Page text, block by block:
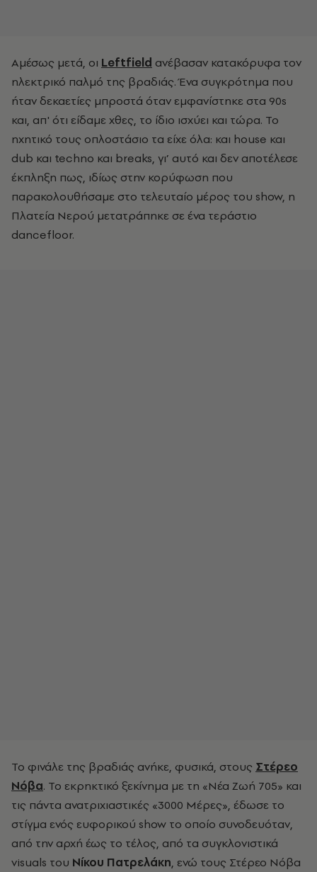
Αμέσως μετά, οι Leftfield ανέβασαν κατακόρυφα τον
ηλεκτρικό παλμό της βραδιάς. Ένα συγκρότημα που
ήταν δεκαετίες μπροστά όταν εμφανίστηκε στα 90s
και, απ' ότι είδαμε χθες, το ίδιο ισχύει και τώρα. Το
ηχητικό τους οπλοστάσιο τα είχε όλα: και house και
dub και techno και breaks, γι’ αυτό και δεν αποτέλεσε
έκπληξη πως, ιδίως στην κορύφωση που
παρακολουθήσαμε στο τελευταίο μέρος του show, η
Πλατεία Νερού μετατράπηκε σε ένα τεράστιο
dancefloor.
To φινάλε της βραδιάς ανήκε, φυσικά, στους Στέρεο
Νόβα. Το εκρηκτικό ξεκίνημα με τη «Νέα Ζωή 705» και
τις πάντα ανατριχιαστικές «3000 Μέρες», έδωσε το
στίγμα ενός ευφορικού show το οποίο συνοδευόταν,
από την αρχή έως το τέλος, από τα συγκλονιστικά
visuals του Νίκου Πατρελάκη, ενώ τους Στέρεο Νόβα